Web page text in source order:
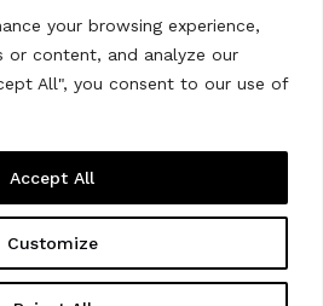
your browsing experience,
or content, and analyze our
All", you consent to our use of
Customize
Accept All
pour associations
pour êvenements
- Impression textile pour
by Black Blocs Organisation.